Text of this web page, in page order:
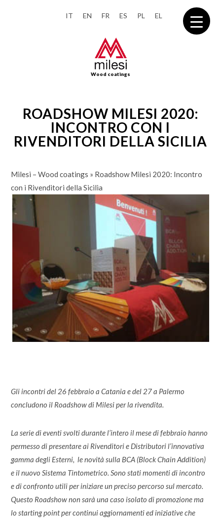
IT EN FR ES PL EL
Wood coatings
ROADSHOW MILESI 2020:
INCONTRO CON I
RIVENDITORI DELLA SICILIA
Milesi – Wood coatings » Roadshow Milesi 2020: Incontro
con i Rivenditori della Sicilia
Gli incontri del 26 febbraio a Catania e del 27 a Palermo
concludono il Roadshow di Milesi per la rivendita.
La serie di eventi svolti durante l’intero il mese di febbraio hanno
permesso di presentare ai Rivenditori e Distributori l’innovativa
gamma degli Esterni, le novità sulla BCA (Block Chain Addition)
e il nuovo Sistema Tintometrico. Sono stati momenti di incontro
e di confronto utili per iniziare un preciso percorso sul mercato.
Questo Roadshow non sarà una caso isolato di promozione ma
lo starting point per continui aggiornamenti ed iniziative che